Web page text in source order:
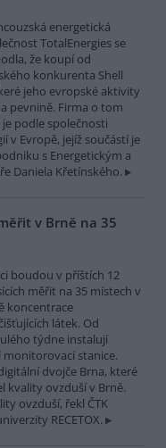
energetická
TotalEnergies se
že koupí od
konkurenta Shell
jeho evropské aktivity
pevnině. Firma o tom
je podle společnosti
v Evropě, jejíž součástí je
s Energetickým a
Daniela Křetínského.
v Brně na 35
boudou v příštích 12
měřit na 35 místech v
koncentrace
látek. Od
týdne instalují
stanice.
dvojče Brna, které
ovzduší v Brně.
ovzduší, řekl ČTK
RECETOX.